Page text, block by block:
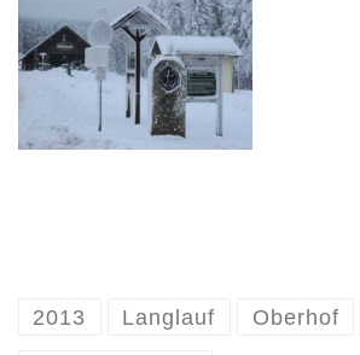
2013 Langlauf Oberhof